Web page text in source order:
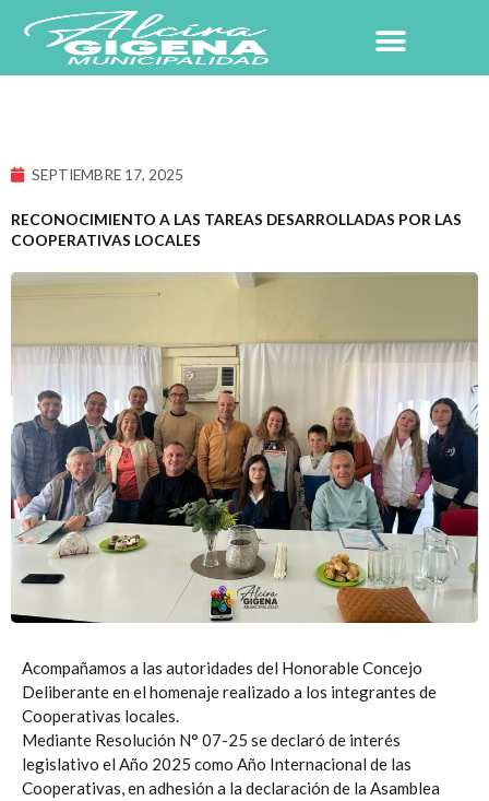
contenido
SEPTIEMBRE 17, 2025
RECONOCIMIENTO A LAS TAREAS DESARROLLADAS POR LAS
COOPERATIVAS LOCALES
Acompañamos a las autoridades del Honorable Concejo
Deliberante en el homenaje realizado a los integrantes de
Cooperativas locales.
Mediante Resolución N° 07-25 se declaró de interés
legislativo el Año 2025 como Año Internacional de las
Cooperativas, en adhesión a la declaración de la Asamblea